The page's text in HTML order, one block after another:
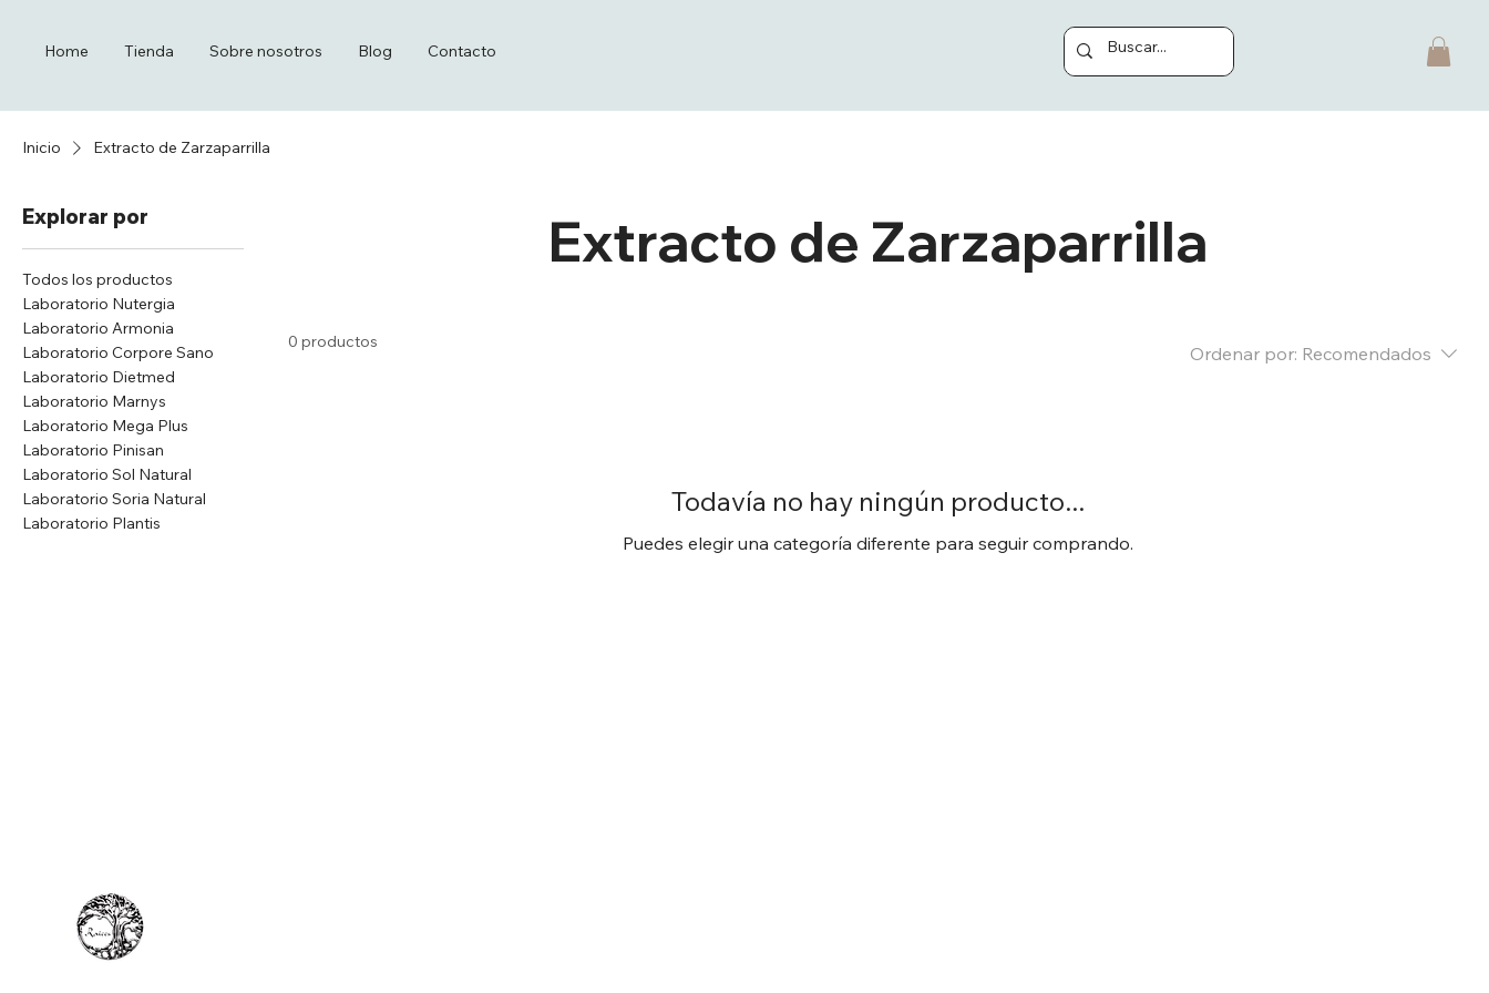
Home Tienda Sobre nosotros Blog Contacto
Inicio Extracto de Zarzaparrilla
Explorar por
Todos los productos
Laboratorio Nutergia
Laboratorio Armonia
Laboratorio Corpore Sano
Laboratorio Dietmed
Laboratorio Marnys
Laboratorio Mega Plus
Laboratorio Pinisan
Laboratorio Sol Natural
Laboratorio Soria Natural
Laboratorio Plantis
Extracto de Zarzaparrilla
0 productos
Ordenar por: Recomendados
Todavía no hay ningún producto...
Puedes elegir una categoría diferente para seguir comprando.